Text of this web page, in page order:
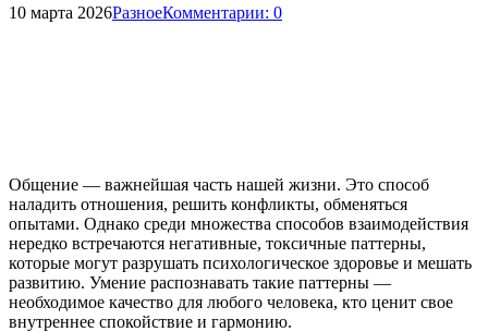
10 марта 2026РазноеКомментарии: 0
Общение — важнейшая часть нашей жизни. Это способ
наладить отношения, решить конфликты, обменяться
опытами. Однако среди множества способов взаимодействия
нередко встречаются негативные, токсичные паттерны,
которые могут разрушать психологическое здоровье и мешать
развитию. Умение распознавать такие паттерны —
необходимое качество для любого человека, кто ценит свое
внутреннее спокойствие и гармонию.